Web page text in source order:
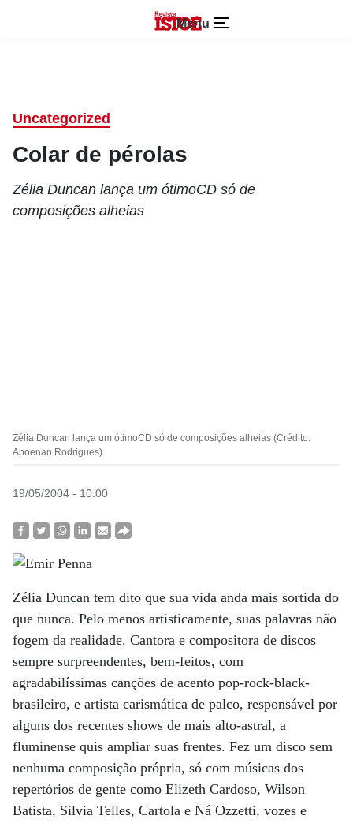
Menu
Uncategorized
Colar de pérolas
Zélia Duncan lança um ótimoCD só de
composições alheias
Zélia Duncan lança um ótimoCD só de composições alheias (Crédito:
Apoenan Rodrigues)
19/05/2004 - 10:00
Zélia Duncan tem dito que sua vida anda mais sortida do
que nunca. Pelo menos artisticamente, suas palavras não
fogem da realidade. Cantora e compositora de discos
sempre surpreendentes, bem-feitos, com
agradabilíssimas canções de acento pop-rock-black-
brasileiro, e artista carismática de palco, responsável por
alguns dos recentes shows de mais alto-astral, a
fluminense quis ampliar suas frentes. Fez um disco sem
nenhuma composição própria, só com músicas dos
repertórios de gente como Elizeth Cardoso, Wilson
Batista, Silvia Telles, Cartola e Ná Ozzetti, vozes e